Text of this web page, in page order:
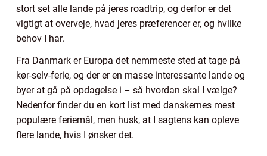
stort set alle lande på jeres roadtrip, og derfor er det
vigtigt at overveje, hvad jeres præferencer er, og hvilke
behov I har.
Fra Danmark er Europa det nemmeste sted at tage på
kør-selv-ferie, og der er en masse interessante lande og
byer at gå på opdagelse i – så hvordan skal I vælge?
Nedenfor finder du en kort list med danskernes mest
populære feriemål, men husk, at I sagtens kan opleve
flere lande, hvis I ønsker det.